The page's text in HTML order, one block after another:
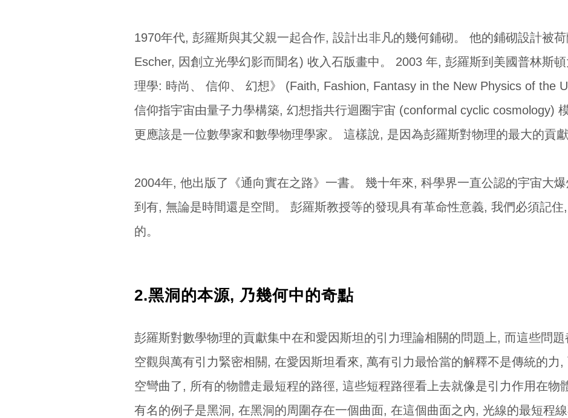
1970年代, 彭羅斯與其父親一起合作, 設計出非凡的幾何鋪砌。 他的鋪砌設計被
Escher, 因創立光學幻影而聞名) 收入石版畫中。 2003 年, 彭羅斯到美國普林斯
理學: 時尚、 信仰、 幻想》 (Faith, Fashion, Fantasy in the New Physics of the
信仰指宇宙由量子力學構築, 幻想指共行迴圈宇宙 (conformal cyclic cosmology)
更應該是一位數學家和數學物理學家。 這樣說, 是因為彭羅斯對物理的最大的貢獻
2004年, 他出版了《通向實在之路》一書。 幾十年來, 科學界一直公認的宇宙大
到有, 無論是時間還是空間。 彭羅斯教授等的發現具有革命性意義, 我們必須記
的。
2.黑洞的本源, 乃幾何中的奇點
彭羅斯對數學物理的貢獻集中在和愛因斯坦的引力理論相關的問題上, 而這些問
空觀與萬有引力緊密相關, 在愛因斯坦看來, 萬有引力最恰當的解釋不是傳統的力
空彎曲了, 所有的物體走最短程的路徑, 這些短程路徑看上去就像是引力作用在物
有名的例子是黑洞, 在黑洞的周圍存在一個曲面, 在這個曲面之內, 光線的最短程